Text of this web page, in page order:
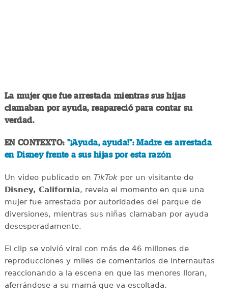
La mujer que fue arrestada mientras sus hijas
clamaban por ayuda, reapareció para contar su
verdad.
EN CONTEXTO: "¡Ayuda, ayuda!": Madre es arrestada
en Disney frente a sus hijas por esta razón
Un video publicado en TikTokpor un visitante de
Disney, California, revela el momento en que una
mujer fue arrestada por autoridades del parque de
diversiones, mientras sus niñas clamaban por ayuda
desesperadamente.
El clip se volvió viral con más de 46 millones de
reproducciones y miles de comentarios de internautas
reaccionando a la escena en que las menores lloran,
aferrándose a su mamá que va escoltada.